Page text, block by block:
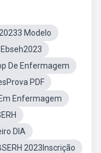
Modelo
Ebseh2023
De Enfermagem
PDF
Enfermagem
DIA
2023Inscrição